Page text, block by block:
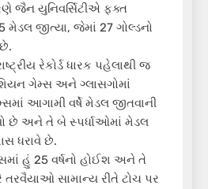
જૈન યુનિવર્સિટીએ ફક્ત
મેડલ જીત્યા, જેમાં 27 ગોલ્ડનો
રેકોર્ડ ધારક પહેલાથી જ
ગેમ્સ અને ગ્લાસગોમાં
આગામી વર્ષે મેડલ જીતવાની
છે અને તે બે સ્પર્ધાઓમાં મેડલ
ધરાવે છે.
હું 25 વર્ષનો હોઈશ અને તે
સામાન્ય રીતે ટોચ પર